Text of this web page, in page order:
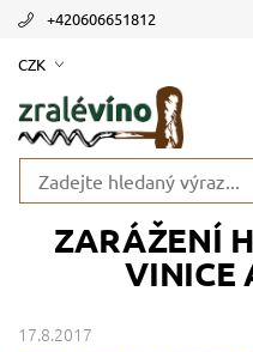
+420606651812
CZK
ZARÁŽENÍ
VINICE
17.8.2017